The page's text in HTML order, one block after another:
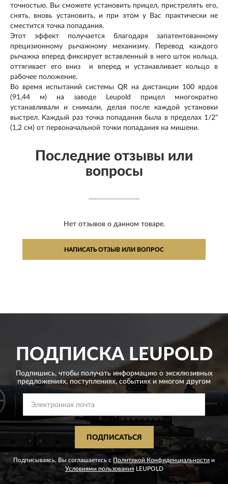
точностью. Вы сможете установить прицел, пристрелять его,
снять, вновь установить, и при этом у Вас практически не
сместится точка попадания.
Этот эффект получается благодаря запатентованному
прецизионному рычажному механизму. Перевод каждого
рычажка вперед фиксирует вставленный в него шток кольца,
оттягивает его вниз и вперед и устанавливает кольцо в
рабочее положение.
Во время испытаний системы QR на дистанции 100 ярдов
(91,44 м) на заводе Leupold прицел многократно
устанавливали и снимали, делая после каждой установки
выстрел. Kаждый раз точка попадания была в пределах 1/2"
(1,2 см) от первоначальной точки попадания на мишени.
Последние отзывы или
вопросы
Нет отзывов о данном товаре.
НАПИСАТЬ ОТЗЫВ ИЛИ ВОПРОС
ПОДПИСКАLEUPOLD
Подпишись, чтобы получать информацию о эксклюзивных
предложениях, поступлениях, событиях и многом другом
ПОДПИСАТЬСЯ
Подписываясь, Вы соглашаетесь с Политикой Конфиденциальности и
Условиями пользованияLEUPOLD